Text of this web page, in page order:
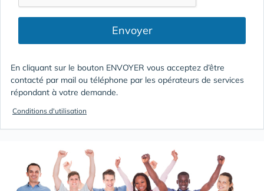
Envoyer
En cliquant sur le bouton ENVOYER vous acceptez d’être
contacté par mail ou téléphone par les opérateurs de services
répondant à votre demande.
Conditions d'utilisation